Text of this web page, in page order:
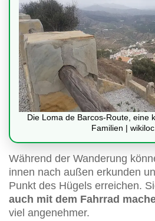
Die Loma de Barcos-Route, eine
Familien |
Während der Wanderung
innen nach außen erkunden
Punkt des Hügels erreichen.
auch mit dem Fahrrad
viel angenehmer.